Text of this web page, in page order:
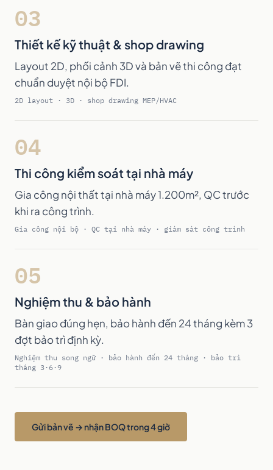
03
Thiết kế kỹ thuật & shop drawing
Layout 2D, phối cảnh 3D và bản vẽ thi công đạt
chuẩn duyệt nội bộ FDI.
2D layout · 3D · shop drawing MEP/HVAC
04
Thi công kiểm soát tại nhà máy
Gia công nội thất tại nhà máy 1.200m², QC trước
khi ra công trình.
Gia công nội bộ · QC tại nhà máy · giám sát công trình
05
Nghiệm thu & bảo hành
Bàn giao đúng hẹn, bảo hành đến 24 tháng kèm 3
đợt bảo trì định kỳ.
Nghiệm thu song ngữ · bảo hành đến 24 tháng · bảo trì
tháng 3·6·9
Gửi bản vẽ → nhận BOQ trong 4 giờ